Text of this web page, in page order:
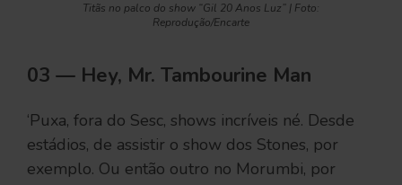
Titãs no palco do show “Gil 20 Anos Luz” | Foto:
Reprodução/Encarte
03 — Hey, Mr. Tambourine Man
‘Puxa, fora do Sesc, shows incríveis né. Desde
estádios, de assistir o show dos Stones, por
exemplo. Ou então outro no Morumbi, por